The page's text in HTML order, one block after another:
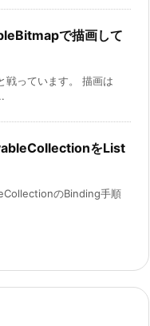
で描画して
戦っています。 描画は
をList
のBinding手順